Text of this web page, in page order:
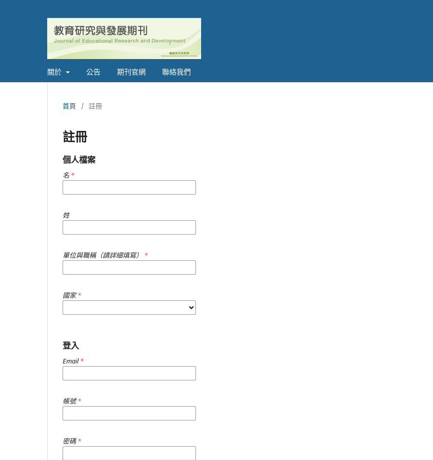
關於 公告 期刊官網 聯絡我們
首頁 / 註冊
註冊
個人檔案
名 *
姓
單位與職稱（請詳細填寫） *
國家*
登入
Email*
帳號*
密碼*